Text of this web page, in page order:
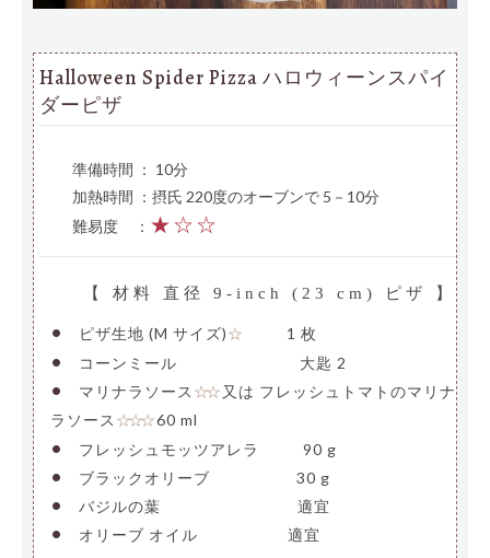
Halloween Spider Pizza ハロウィーンスパイ
ダーピザ
準備時間 ： 10分
加熱時間 ：摂氏 220度のオーブンで 5－10分
難易度
： ★☆☆
【 材料 直径 9-inch (23 cm) ピザ 】
• ピザ生地 (M サイズ) ☆ 1 枚
• コーンミール 大匙 2
• マリナラソース ☆☆又は フレッシュトマトのマリナ
ラソース ☆☆☆ 60 ml
• フレッシュモッツアレラ 90 g
• ブラックオリーブ 30 g
• バジルの葉 適宜
• オリーブ オイル 適宜